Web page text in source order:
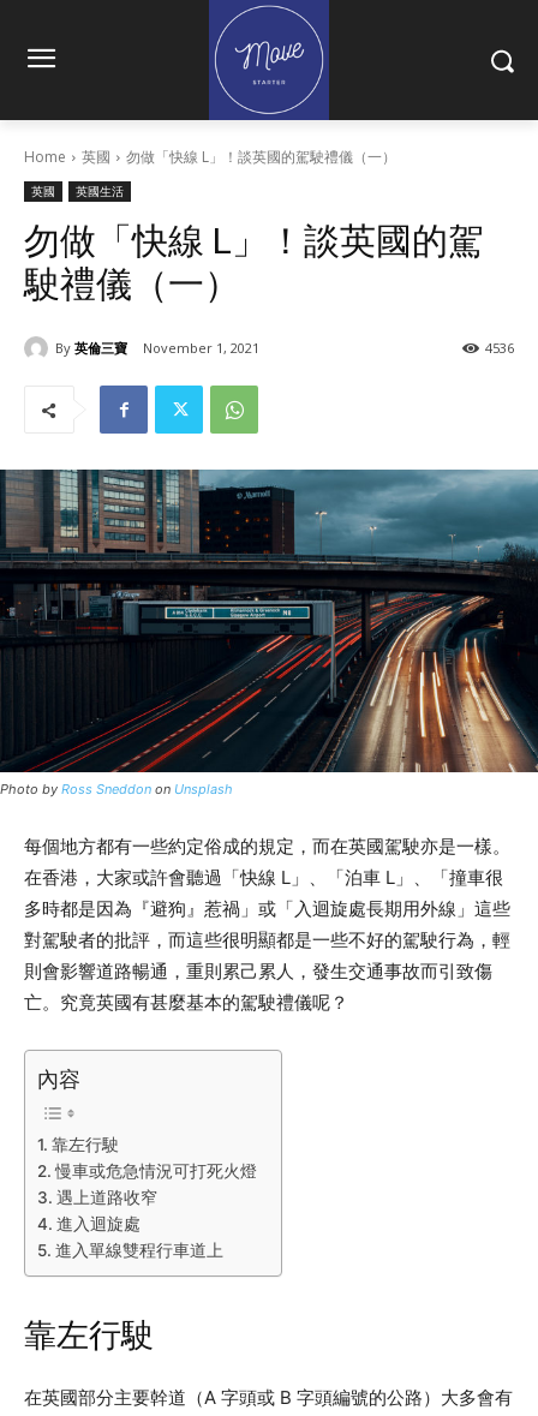
Home 英國 勿做「快線 L」！談英國的駕駛禮儀（一）
英國 英國生活
勿做「快線 L」！談英國的駕
駛禮儀（一）
By 英倫三寶 November 1, 2021 4536
Photo by Ross Sneddon on Unsplash
每個地方都有一些約定俗成的規定，而在英國駕駛亦是一樣。
在香港，大家或許會聽過「快線 L」、「泊車 L」、「撞車很
多時都是因為『避狗』惹禍」或「入迴旋處長期用外線」這些
對駕駛者的批評，而這些很明顯都是一些不好的駕駛行為，輕
則會影響道路暢通，重則累己累人，發生交通事故而引致傷
亡。究竟英國有甚麼基本的駕駛禮儀呢？
內容
靠左行駛
慢車或危急情況可打死火燈
遇上道路收窄
進入迴旋處
進入單線雙程行車道上
靠左行駛
在英國部分主要幹道（A 字頭或 B 字頭編號的公路）大多會有